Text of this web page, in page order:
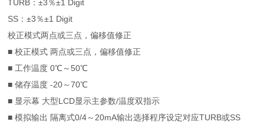
TURB：±3％±1 Digit
SS：±3％±1 Digit
校正模式两点或三点，偏移值修正
■ 校正模式 两点或三点，偏移值修正
■ 工作温度 0℃～50℃
■ 储存温度 -20～70℃
■ 显示幕 大型LCD显示主参数/温度双指示
■ 模拟输出 隔离式0/4～20mA输出选择程序设定对应TURB或SS